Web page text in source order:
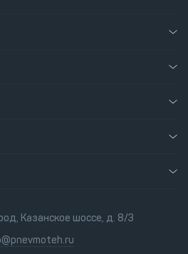
Казанское шоссе, д. 8/3